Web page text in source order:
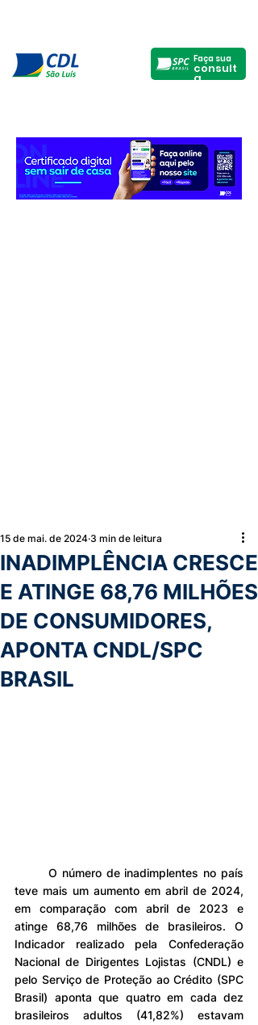
Faça sua
consult
a
INADIMPLÊNCIA CRESCE
E ATINGE 68,76 MILHÕES
DE CONSUMIDORES,
APONTA CNDL/SPC
BRASIL
15 de mai. de 2024 3 min de leitura
teve mais um aumento em abril de 2024,
em comparação com abril de 2023 e
atinge 68,76 milhões de brasileiros. O
Indicador realizado pela Confederação
Nacional de Dirigentes Lojistas (CNDL) e
pelo Serviço de Proteção ao Crédito (SPC
Brasil) aponta que quatro em cada dez
brasileiros adultos (41,82%) estavam